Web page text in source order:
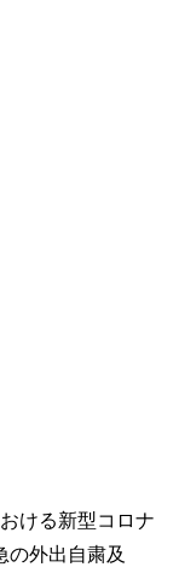
ける新型コロナ
の外出自粛及